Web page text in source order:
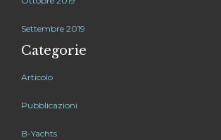
Settembre 2019
Categorie
Articolo
Pubblicazioni
B-Yachts